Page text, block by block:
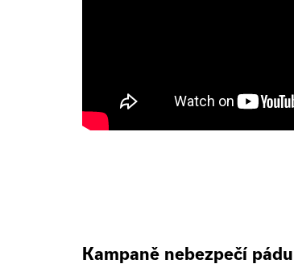
Kampaně nebezpečí pádu